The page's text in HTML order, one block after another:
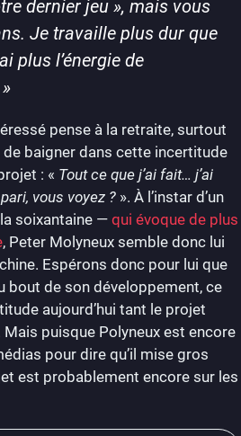
dernier jeu », mais vous
Je travaille plus dur que
plus l’énergie de
pense à la retraite, surtout
de baigner dans cette incertitude
: « Tout ce que j’ai fait… j’ai
vous voyez ? ». À l’instar d’un
soixantaine — qui évoque de plus
, Peter Molyneux semble donc lui
Espérons donc pour lui que
bout de son développement, ce
aujourd’hui tant le projet
puisque Polyneux est encore
pour dire qu’il mise gros
est probablement encore sur les